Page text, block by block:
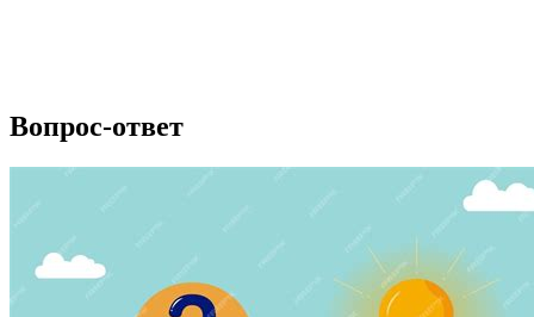
Вопрос-ответ